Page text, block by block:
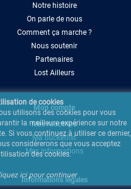
Notre histoire
On parle de nous
Comment ça marche ?
Nous soutenir
Partenaires
Lost Ailleurs
Mon compte
Mes roadtrips
Ma bucketlist
Mes informations
Informations légales
de cookies
utilisons des cookies pour vous
la meilleure expérience sur notre
Si vous continuez à utiliser ce dernier,
considérerons que vous acceptez
des cookies.
ici pour continuer